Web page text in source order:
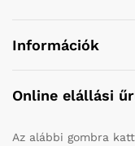
Információk
Online elállási
Az alábbi gombra